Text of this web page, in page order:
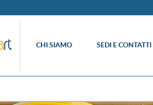
CHI SIAMO SEDI E CONTATTI